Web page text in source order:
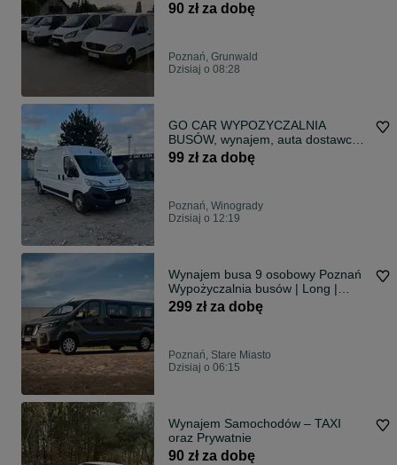
90 zł za dobę
Poznań, Grunwald
Dzisiaj o 08:28
GO CAR WYPOZYCZALNIA
BUSÓW, wynajem, auta dostawcze,
autolawety, busy
99 zł za dobę
Poznań, Winogrady
Dzisiaj o 12:19
Wynajem busa 9 osobowy Poznań
Wypożyczalnia busów | Long |
Automat/Manual | Renault Trafic
Nissan Primastar Ford Transit
299 zł za dobę
Poznań, Stare Miasto
Dzisiaj o 06:15
Wynajem Samochodów – TAXI
oraz Prywatnie
90 zł za dobę